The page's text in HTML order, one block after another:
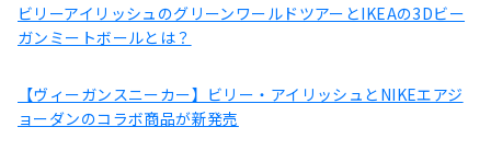
ビリーアイリッシュのグリーンワールドツアーとIKEAの3Dビー
ガンミートボールとは？
【ヴィーガンスニーカー】ビリー・アイリッシュとNIKEエアジ
ョーダンのコラボ商品が新発売